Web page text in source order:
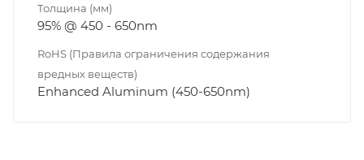
Толщина (мм)
95% @ 450 - 650nm
RoHS (Правила ограничения содержания
вредных веществ)
Enhanced Aluminum (450-650nm)